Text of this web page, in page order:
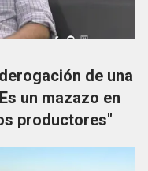
de una
un mazazo en
productores"